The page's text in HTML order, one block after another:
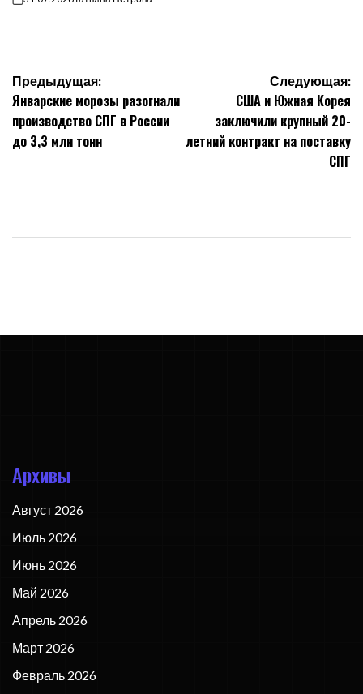
on
Навигация
по
записям
Предыдущая:
Январские морозы разогнали
производство СПГ в России
до 3,3 млн тонн
Следующая:
США и Южная Корея
заключили крупный 20-
летний контракт на поставку
СПГ
Архивы
Август 2026
Июль 2026
Июнь 2026
Май 2026
Апрель 2026
Март 2026
Февраль 2026